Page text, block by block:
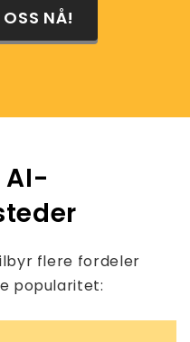
​​NÅ!
flere fordeler
popularitet: